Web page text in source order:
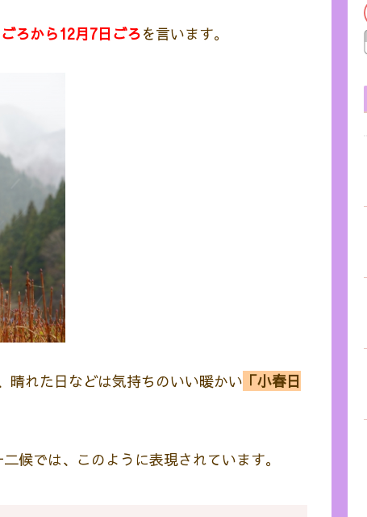
ろから12月7日ごろを言います。
晴れた日などは気持ちのいい暖かい 「小春日
候では、このように表現されています。